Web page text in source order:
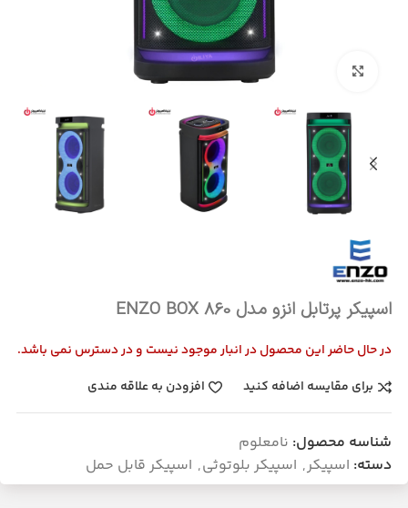
بزرگنمایی تصویر
اسپیکر پرتابل انزو مدل ENZO BOX 860
در حال حاضر این محصول در انبار موجود نیست و در دسترس نمی باشد.
برای مقایسه اضافه کنید
افزودن به علاقه مندی
شناسه محصول: نامعلوم
دسته: اسپیکر, اسپیکر بلوتوثی, اسپیکر قابل حمل